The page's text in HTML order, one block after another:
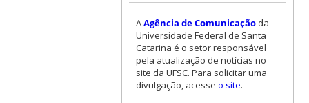
AAgência de Comunicaçãoda
Universidade Federal de Santa
Catarina é o setor responsável
pela atualização de notícias no
site da UFSC. Para solicitar uma
divulgação, acesse o site.